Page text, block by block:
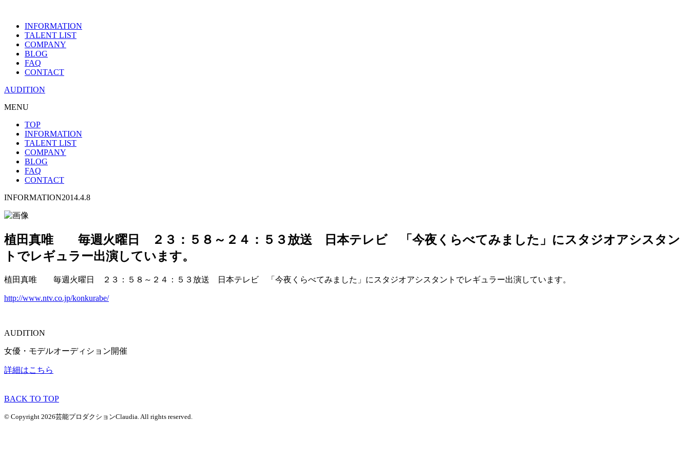
INFORMATION
TALENT LIST
COMPANY
BLOG
FAQ
CONTACT
AUDITION
MENU
TOP
INFORMATION
TALENT LIST
COMPANY
BLOG
FAQ
CONTACT
INFORMATION2014.4.8
植田真唯 毎週火曜日 ２３：５８～２４：５３放送 日本テレビ 「今夜くらべてみました」にスタジオアシスタン
トでレギュラー出演しています。
植田真唯 毎週火曜日 ２３：５８～２４：５３放送 日本テレビ 「今夜くらべてみました」にスタジオアシスタントでレギュラー出演しています。
http://www.ntv.co.jp/konkurabe/
AUDITION
女優・モデルオーディション開催
詳細はこちら
BACK TO TOP
© Copyright 2026芸能プロダクションClaudia. All rights reserved.